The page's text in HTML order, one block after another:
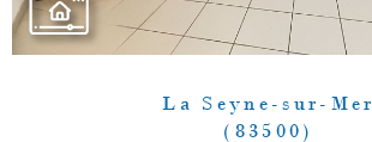
La Seyne-sur-Mer
(83500)